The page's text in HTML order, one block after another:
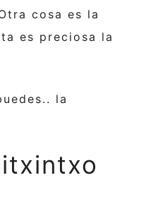
cosa es la
es preciosa la
la